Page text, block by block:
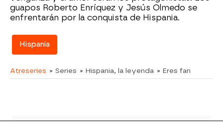
guapos Roberto Enríquez y Jesús Olmedo se
enfrentarán por la conquista de Hispania.
Hispania
Atreseries » Series » Hispania, la leyenda » Eres fan